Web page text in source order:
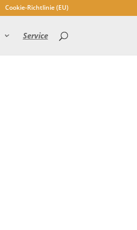
Cookie-Richtlinie (EU)
Service